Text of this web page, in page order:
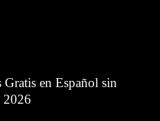
Gratis en Español sin
2026